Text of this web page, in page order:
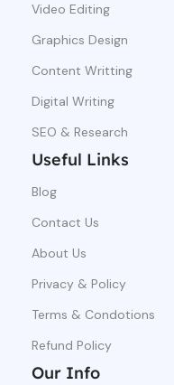
Video Editing
Graphics Design
Content Writting
Digital Writing
SEO & Research
Useful Links
Blog
Contact Us
About Us
Privacy & Policy
Terms & Condotions
Refund Policy
Our Info